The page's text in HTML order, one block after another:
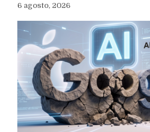
6 agosto, 2026